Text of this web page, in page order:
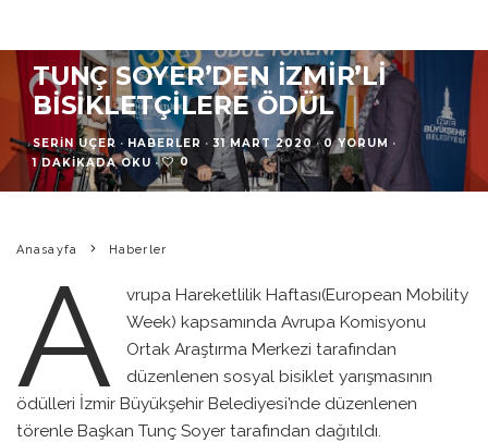
TUNÇ SOYER’DEN İZMIR’LI
BISIKLETÇILERE ÖDÜL
SERIN UÇER · HABERLER · 31 MART 2020 · 0 YORUM ·
1 DAKIKADA OKU · 0
Anasayfa Haberler
A
vrupa Hareketlilik Haftası(European Mobility
Week) kapsamında Avrupa Komisyonu
Ortak Araştırma Merkezi tarafından
düzenlenen sosyal bisiklet yarışmasının
ödülleri İzmir Büyükşehir Belediyesi’nde düzenlenen
törenle Başkan Tunç Soyer tarafından dağıtıldı.